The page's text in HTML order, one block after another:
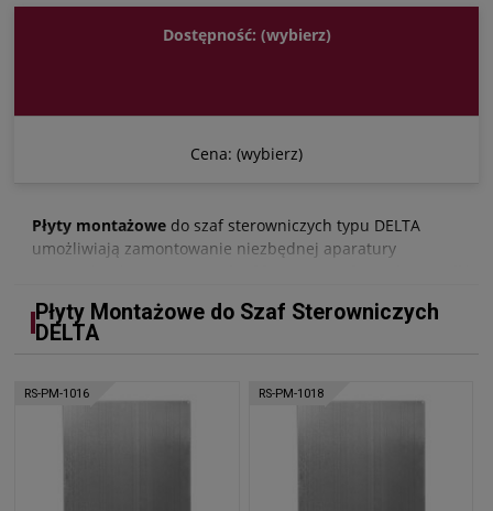
Dostępność: (wybierz)
Cena: (wybierz)
Płyty montażowe do szaf sterowniczych typu DELTA
umożliwiają zamontowanie niezbędnej aparatury
produkcyjnym w Krakowie.
Płyty Montażowe do Szaf Sterowniczych
DELTA
RS-PM-1016 RS-PM-1018